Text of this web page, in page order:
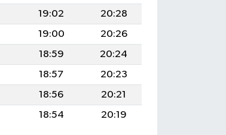
19:02
20:28
19:00
20:26
18:59
20:24
18:57
20:23
18:56
20:21
18:54 20:19